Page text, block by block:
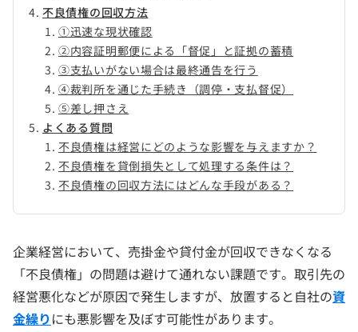
不良債権の回収方法
①迅速な現状確認
②内容証明郵便による「督促」と証拠の蓄積
③支払いがない場合は最終通告を行う
④裁判所を通じた手続き（調停・支払督促）
⑤差し押さえ
よくある質問
不良債権は経営にどのような影響を与えますか？
不良債権を貸倒損失として処理する条件は？
不良債権の回収方法にはどんな手段がある？
企業経営において、売掛金や貸付金が回収できなくなる
「不良債権」の問題は避けて通れない課題です。取引先の
経営悪化などが原因で発生しますが、放置すると自社の資
金繰り にも悪影響を及ぼす可能性があります。